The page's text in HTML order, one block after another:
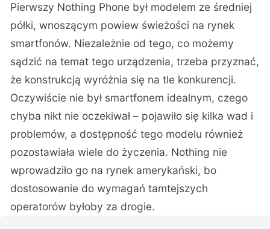
Pierwszy Nothing Phone był modelem ze średniej
półki, wnoszącym powiew świeżości na rynek
smartfonów. Niezależnie od tego, co możemy
sądzić na temat tego urządzenia, trzeba przyznać,
że konstrukcją wyróżnia się na tle konkurencji.
Oczywiście nie był smartfonem idealnym, czego
chyba nikt nie oczekiwał – pojawiło się kilka wad i
problemów, a dostępność tego modelu również
pozostawiała wiele do życzenia. Nothing nie
wprowadziło go na rynek amerykański, bo
dostosowanie do wymagań tamtejszych
operatorów byłoby za drogie.